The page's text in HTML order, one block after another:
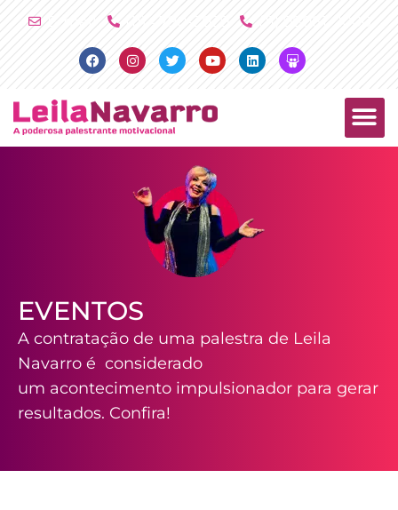
FacebookInstagramTwitterYoutubeLinkedinSlideshare
EVENTOS
A contratação de uma palestra de Leila
Navarro é considerado
um acontecimento impulsionador para gerar
resultados. Confira!